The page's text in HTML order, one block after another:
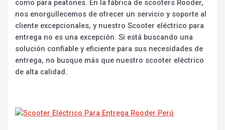
como para peatones. En la fábrica de scooters Rooder,
nos enorgullecemos de ofrecer un servicio y soporte al
cliente excepcionales, y nuestro Scooter eléctrico para
entrega no es una excepción. Si está buscando una
solución confiable y eficiente para sus necesidades de
entrega, no busque más que nuestro scooter eléctrico
de alta calidad.